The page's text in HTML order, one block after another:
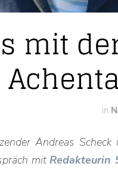
mit
in
Andreas
mitRedakteurin